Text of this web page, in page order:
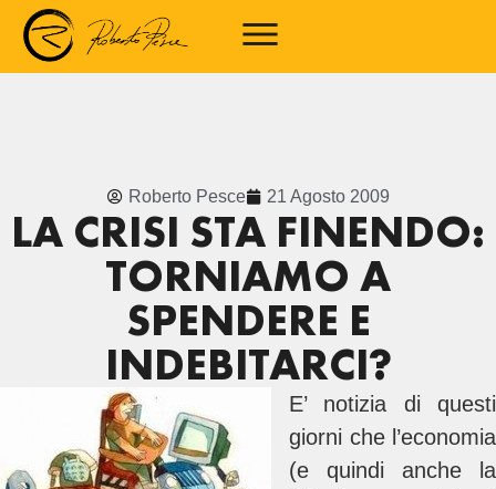
Roberto Pesce 21 Agosto 2009
LA CRISI STA FINENDO:
TORNIAMO A
SPENDERE E
INDEBITARCI?
E’ notizia di questi
giorni che l’economia
(e quindi anche la